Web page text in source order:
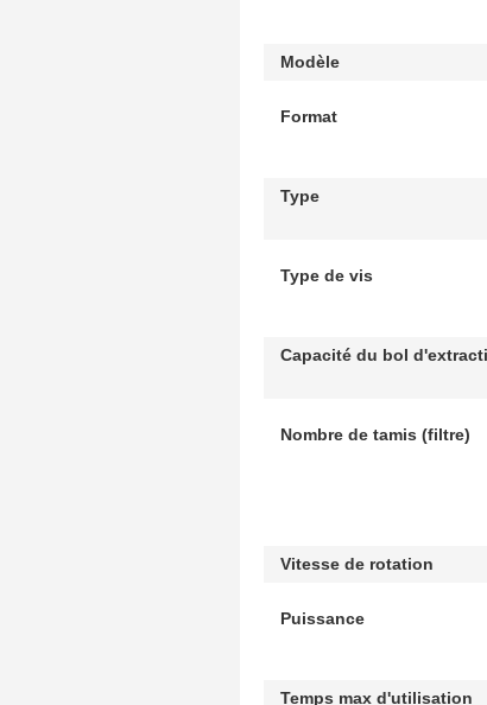
Modèle
Format
Type
Type de vis
Capacité du bol
Nombre de tamis (filtre)
Vitesse de rotation
Puissance
Temps max d'utilisation